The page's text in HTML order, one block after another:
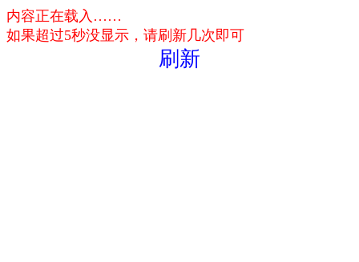
内容正在载入……
如果超过5秒没显示，请刷新几次即可
刷新